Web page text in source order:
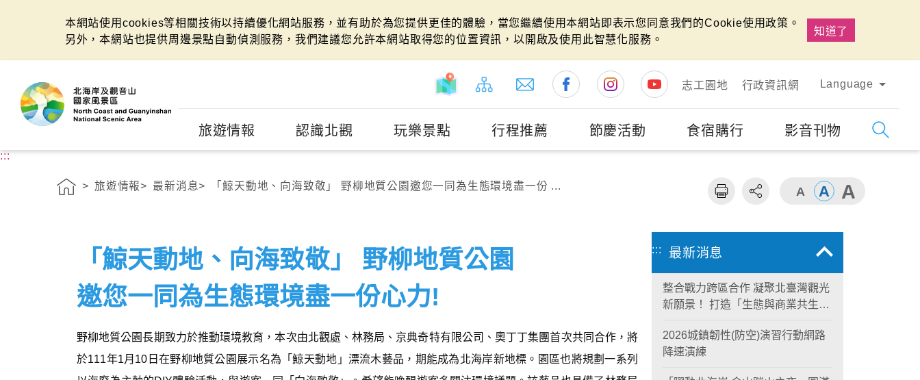
本網站使用cookies等相關技術以持續優化網站服務，並有助於為您提供更佳的體驗，當您繼續使用本網站即表示您同意我們的Cookie使用政策。
另外，本網站也提供周邊景點自動偵測服務，我們建議您允許本網站取得您的位置資訊，以開啟及使用此智慧化服務。
知道了
志工園地
行政資訊網 Language
旅遊情報 認識北觀 玩樂景點 行程推薦 節慶活動 食宿購行 影音刊物
:::
旅遊情報 最新消息 「鯨天動地、向海致敬」 野柳地質公園邀您一同為生態環境盡一份 ...
「鯨天動地、向海致敬」 野柳地質公園
邀您一同為生態環境盡一份心力!
野柳地質公園長期致力於推動環境教育，本次由北觀處、林務局、京典奇特有限公司、奧丁丁集團首次共同合作，將
於111年1月10日在野柳地質公園展示名為「鯨天動地」漂流木藝品，期能成為北海岸新地標。園區也將規劃一系列
::: 最新消息
整合戰力跨區合作 凝聚北臺灣觀光
新願景！ 打造「生態與商業共生」
2026城鎮韌性(防空)演習行動網路
降速演練